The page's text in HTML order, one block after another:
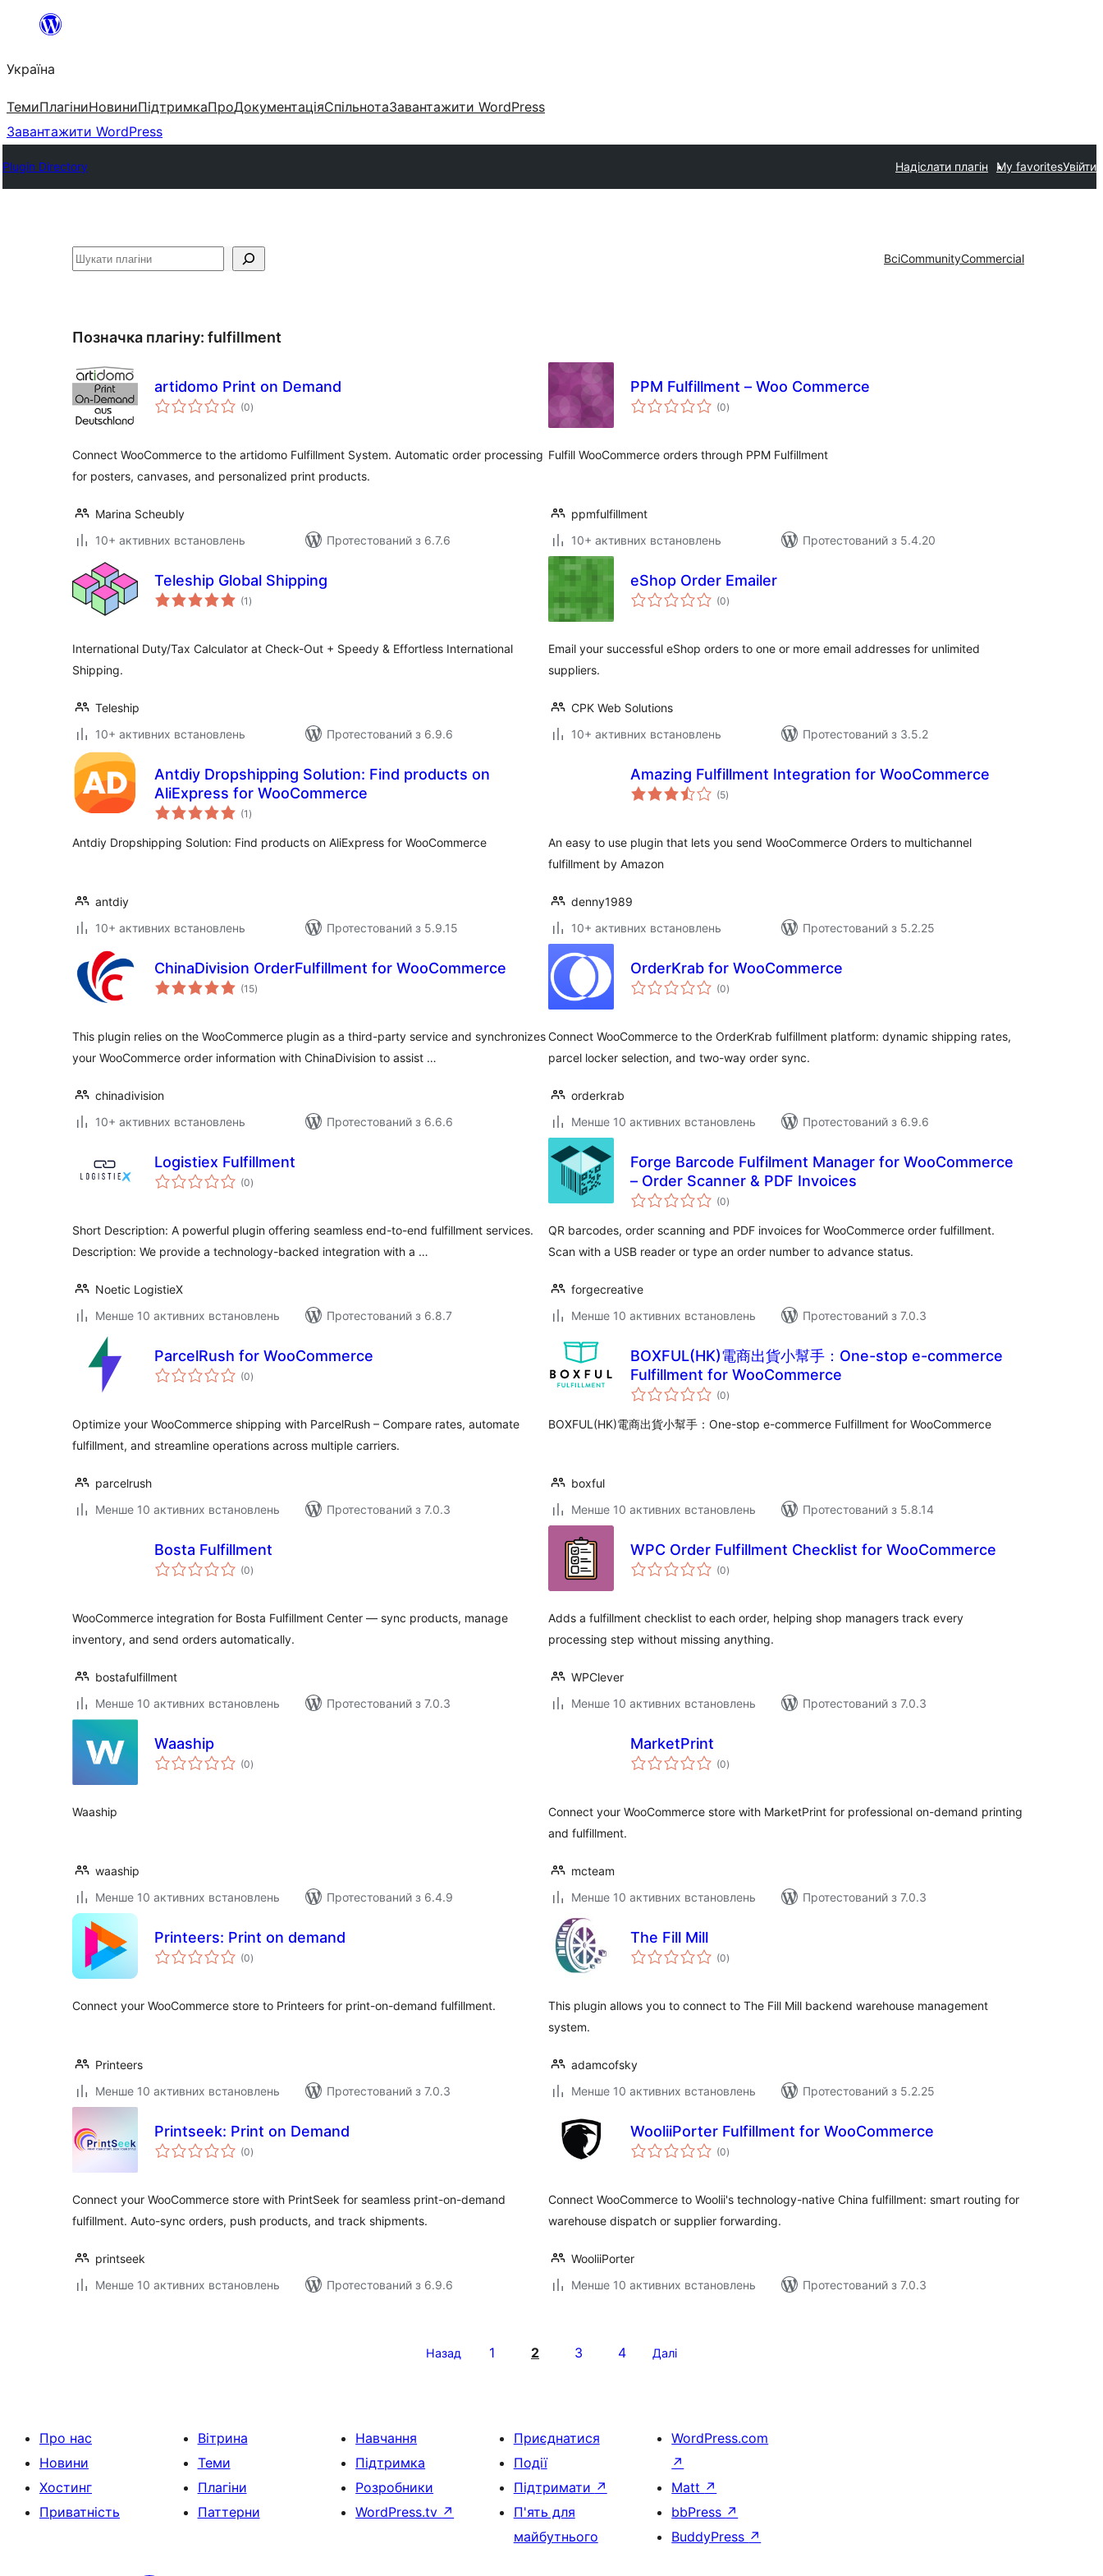
Перейти
вмісту
Україна
ТемиПлагіниНовиниПідтримкаПроДокументаціяСпільнотаЗавантажити WordPress
Завантажити WordPress
Plugin Directory Надіслати плагін My favoritesУвійти
Пошук ВсіCommunityCommercial
Позначка плагіну: fulfillment
artidomo Print on Demand
(0загальний
рейтинг
)
Connect WooCommerce to the artidomo Fulfillment System. Automatic order processing
for posters, canvases, and personalized print products.
Marina Scheubly
10+ активних встановлень
Протестований з 6.7.6
PPM Fulfillment – Woo Commerce
(0загальний
рейтинг
)
Fulfill WooCommerce orders through PPM Fulfillment
ppmfulfillment
10+ активних встановлень
Протестований з 5.4.20
Teleship Global Shipping
(1 загальний
рейтинг
)
International Duty/Tax Calculator at Check-Out + Speedy & Effortless International
Shipping.
Teleship
10+ активних встановлень
Протестований з 6.9.6
eShop Order Emailer
(0загальний
рейтинг
)
Email your successful eShop orders to one or more email addresses for unlimited
suppliers.
CPK Web Solutions
10+ активних встановлень
Протестований з 3.5.2
Antdiy Dropshipping Solution: Find products on
AliExpress for WooCommerce
(1 загальний
рейтинг
)
Antdiy Dropshipping Solution: Find products on AliExpress for WooCommerce
antdiy
10+ активних встановлень
Протестований з 5.9.15
Amazing Fulfillment Integration for WooCommerce
(5загальний
рейтинг
)
An easy to use plugin that lets you send WooCommerce Orders to multichannel
fulfillment by Amazon
denny1989
10+ активних встановлень
Протестований з 5.2.25
ChinaDivision OrderFulfillment for WooCommerce
(15загальний
рейтинг
)
This plugin relies on the WooCommerce plugin as a third-party service and synchronizes
your WooCommerce order information with ChinaDivision to assist …
chinadivision
10+ активних встановлень
Протестований з 6.6.6
OrderKrab for WooCommerce
(0загальний
рейтинг
)
Connect WooCommerce to the OrderKrab fulfillment platform: dynamic shipping rates,
parcel locker selection, and two-way order sync.
orderkrab
Менше 10 активних встановлень
Протестований з 6.9.6
Logistiex Fulfillment
(0загальний
рейтинг
)
Short Description: A powerful plugin offering seamless end-to-end fulfillment services.
Description: We provide a technology-backed integration with a …
Noetic LogistieX
Менше 10 активних встановлень
Протестований з 6.8.7
Forge Barcode Fulfilment Manager for WooCommerce
– Order Scanner & PDF Invoices
(0загальний
рейтинг
)
QR barcodes, order scanning and PDF invoices for WooCommerce order fulfillment.
Scan with a USB reader or type an order number to advance status.
forgecreative
Менше 10 активних встановлень
Протестований з 7.0.3
ParcelRush for WooCommerce
(0загальний
рейтинг
)
Optimize your WooCommerce shipping with ParcelRush – Compare rates, automate
fulfillment, and streamline operations across multiple carriers.
parcelrush
Менше 10 активних встановлень
Протестований з 7.0.3
BOXFUL(HK)電商出貨小幫手：One-stop e-commerce
Fulfillment for WooCommerce
(0загальний
рейтинг
)
BOXFUL(HK)電商出貨小幫手：One-stop e-commerce Fulfillment for WooCommerce
boxful
Менше 10 активних встановлень
Протестований з 5.8.14
Bosta Fulfillment
(0загальний
рейтинг
)
WooCommerce integration for Bosta Fulfillment Center — sync products, manage
inventory, and send orders automatically.
bostafulfillment
Менше 10 активних встановлень
Протестований з 7.0.3
WPC Order Fulfillment Checklist for WooCommerce
(0загальний
рейтинг
)
Adds a fulfillment checklist to each order, helping shop managers track every
processing step without missing anything.
WPClever
Менше 10 активних встановлень
Протестований з 7.0.3
Waaship
(0загальний
рейтинг
)
Waaship
waaship
Менше 10 активних встановлень
Протестований з 6.4.9
MarketPrint
(0загальний
рейтинг
)
Connect your WooCommerce store with MarketPrint for professional on-demand printing
and fulfillment.
mcteam
Менше 10 активних встановлень
Протестований з 7.0.3
Printeers: Print on demand
(0загальний
рейтинг
)
Connect your WooCommerce store to Printeers for print-on-demand fulfillment.
Printeers
Менше 10 активних встановлень
Протестований з 7.0.3
The Fill Mill
(0загальний
рейтинг
)
This plugin allows you to connect to The Fill Mill backend warehouse management
system.
adamcofsky
Менше 10 активних встановлень
Протестований з 5.2.25
Printseek: Print on Demand
(0загальний
рейтинг
)
Connect your WooCommerce store with PrintSeek for seamless print-on-demand
fulfillment. Auto-sync orders, push products, and track shipments.
printseek
Менше 10 активних встановлень
Протестований з 6.9.6
WooliiPorter Fulfillment for WooCommerce
(0загальний
рейтинг
)
Connect WooCommerce to Woolii's technology-native China fulfillment: smart routing for
warehouse dispatch or supplier forwarding.
WooliiPorter
Менше 10 активних встановлень
Протестований з 7.0.3
Назад 1 2 3 4 Далі
Про нас
Новини
Хостинг
Приватність
Вітрина
Теми
Плагіни
Паттерни
Навчання
Підтримка
Розробники
WordPress.tv ↗
Приєднатися
Події
Підтримати ↗
П'ять для
майбутнього
WordPress.com
↗
Matt ↗
bbPress ↗
BuddyPress ↗